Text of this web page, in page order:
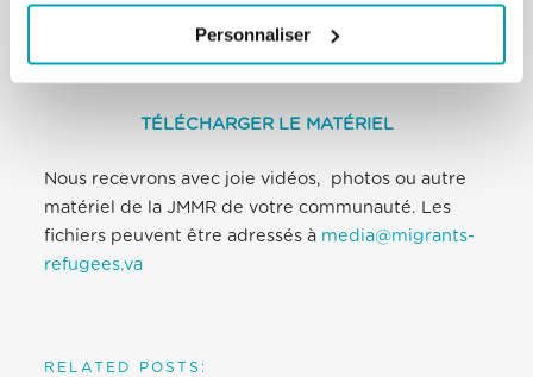
Personnaliser
Journée Mondiale et les documents disponibles à
travers le lien ci-dessous peuvent être librement
téléchargés, publiés, utilisés et partagés :
TÉLÉCHARGER LE MATÉRIEL
Nous recevrons avec joie vidéos, photos ou autre
matériel de la JMMR de votre communauté. Les
fichiers peuvent être adressés à media@migrants-
refugees.va
RELATED POSTS: